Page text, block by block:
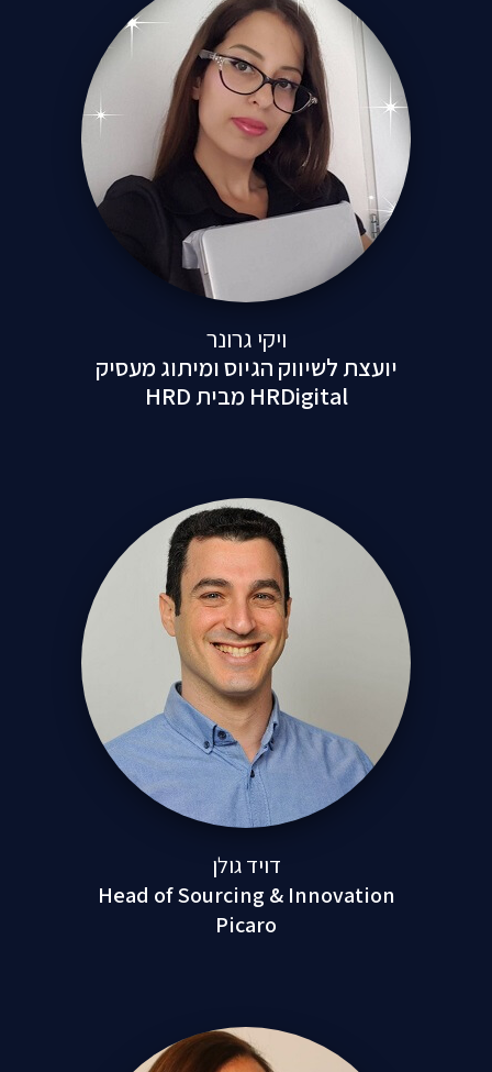
ויקי גרונר
יועצת לשיווק הגיוס ומיתוג מעסיק
HRDigital מבית HRD
דויד גולן
Head of Sourcing & Innovation